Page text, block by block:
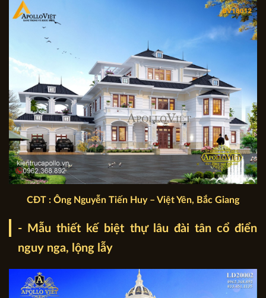
CĐT : Ông Nguyễn Tiến Huy – Việt Yên, Bắc Giang
- Mẫu thiết kế biệt thự lâu đài tân cổ điển
nguy nga, lộng lẫy